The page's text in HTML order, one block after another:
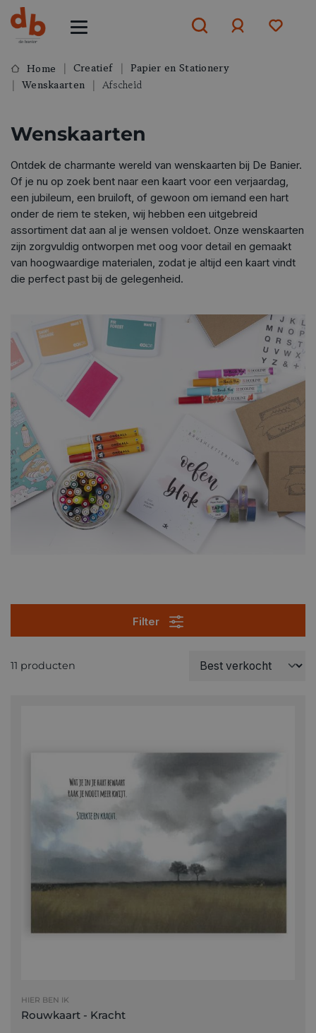
Home Creatief
Papier en Stationery
Wenskaarten
Afscheid
Wenskaarten
Ontdek de charmante wereld van wenskaarten bij De Banier.
Of je nu op zoek bent naar een kaart voor een verjaardag,
een jubileum, een bruiloft, of gewoon om iemand een hart
onder de riem te steken, wij hebben een uitgebreid
assortiment dat aan al je wensen voldoet. Onze wenskaarten
zijn zorgvuldig ontworpen met oog voor detail en gemaakt
van hoogwaardige materialen, zodat je altijd een kaart vindt
die perfect past bij de gelegenheid.
Filter
11 producten
HIER BEN IK
Rouwkaart - Kracht